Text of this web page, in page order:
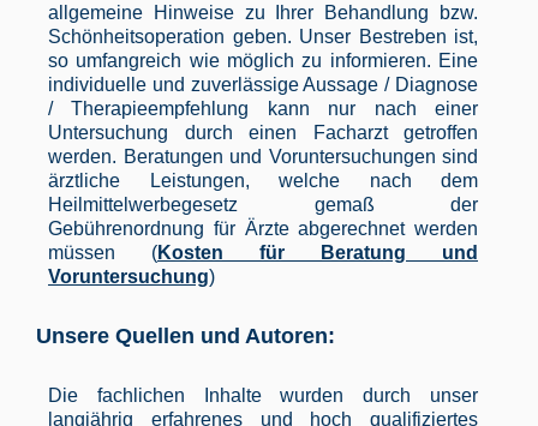
allgemeine Hinweise zu Ihrer Behandlung bzw.
Schönheitsoperation geben. Unser Bestreben ist,
so umfangreich wie möglich zu informieren. Eine
individuelle und zuverlässige Aussage / Diagnose
/ Therapieempfehlung kann nur nach einer
Untersuchung durch einen Facharzt getroffen
werden. Beratungen und Voruntersuchungen sind
ärztliche Leistungen, welche nach dem
Heilmittelwerbegesetz gemaß der
Gebührenordnung für Ärzte abgerechnet werden
müssen (Kosten für Beratung und
Voruntersuchung)
Unsere Quellen und Autoren:
Die fachlichen Inhalte wurden durch unser
langjährig erfahrenes und hoch qualifiziertes